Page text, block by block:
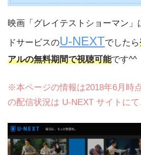
映画「グレイテストショーマン」
ドサービスのU-NEXTでしたら
アルの無料期間で視聴可能です^^
※本ページの情報は2018年6月時
の配信状況は U-NEXT サイトにて